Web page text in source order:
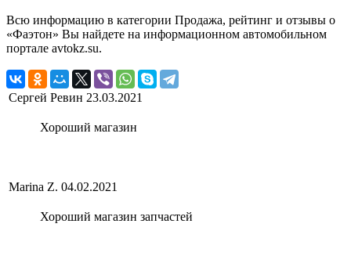
Всю информацию в категории Продажа, рейтинг и отзывы о
«Фаэтон» Вы найдете на информационном автомобильном
портале avtokz.su.
Сергей Ревин 23.03.2021
Хороший магазин
Marina Z. 04.02.2021
Хороший магазин запчастей